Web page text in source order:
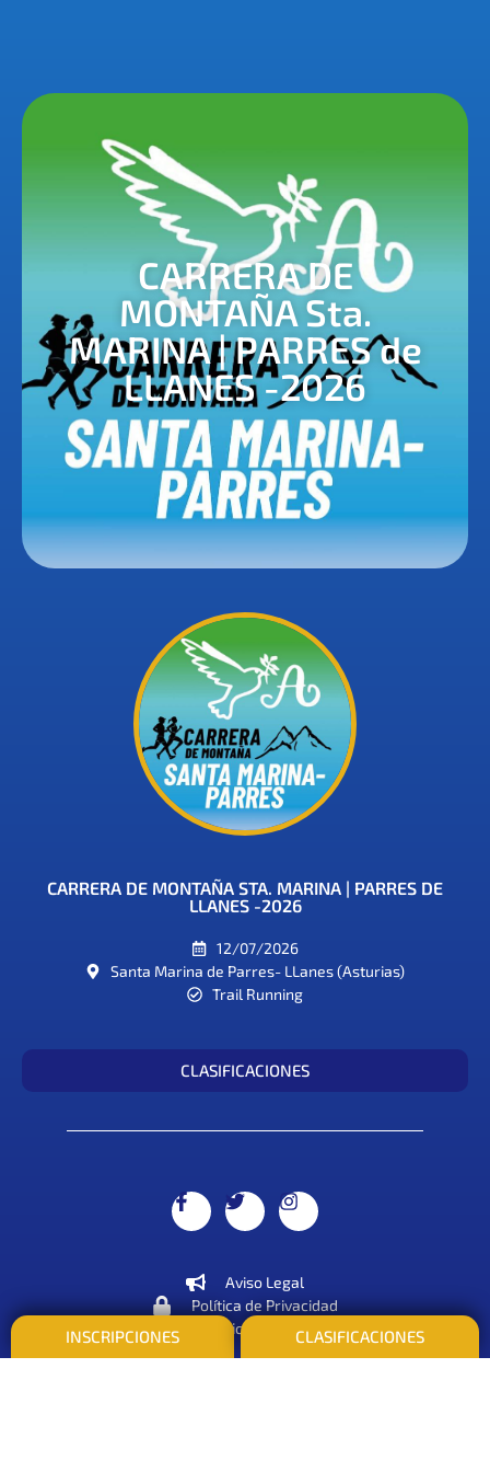
CARRERA DE
MONTAÑA Sta.
MARINA | PARRES de
LLANES -2026
CARRERA DE MONTAÑA STA. MARINA | PARRES DE
LLANES -2026
12/07/2026
Santa Marina de Parres- LLanes (Asturias)
Trail Running
CLASIFICACIONES
Aviso Legal
Política de Privacidad
Política de Cookies
INSCRIPCIONES CLASIFICACIONES